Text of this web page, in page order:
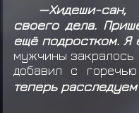
—Хидеши-
своего дела.
ещё подростком. Я
мужчины закралось
добавил с
теперь